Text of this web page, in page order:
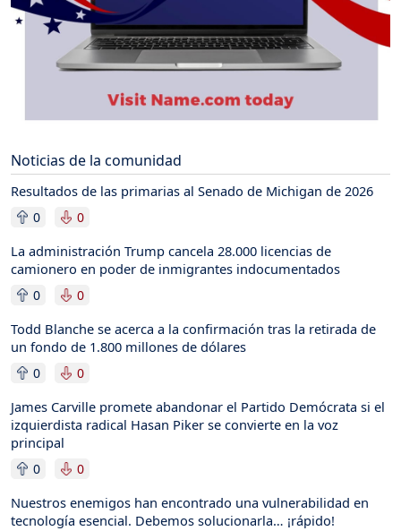
Noticias de la comunidad
Resultados de las primarias al Senado de Michigan de 2026
0 0
La administración Trump cancela 28.000 licencias de
camionero en poder de inmigrantes indocumentados
0 0
Todd Blanche se acerca a la confirmación tras la retirada de
un fondo de 1.800 millones de dólares
0 0
James Carville promete abandonar el Partido Demócrata si el
izquierdista radical Hasan Piker se convierte en la voz
principal
0 0
Nuestros enemigos han encontrado una vulnerabilidad en
tecnología esencial. Debemos solucionarla… ¡rápido!